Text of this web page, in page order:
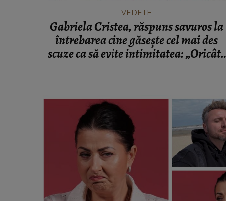
VEDETE
Gabriela Cristea, răspuns savuros la
întrebarea cine găsește cel mai des
scuze ca să evite intimitatea: „Oricâte